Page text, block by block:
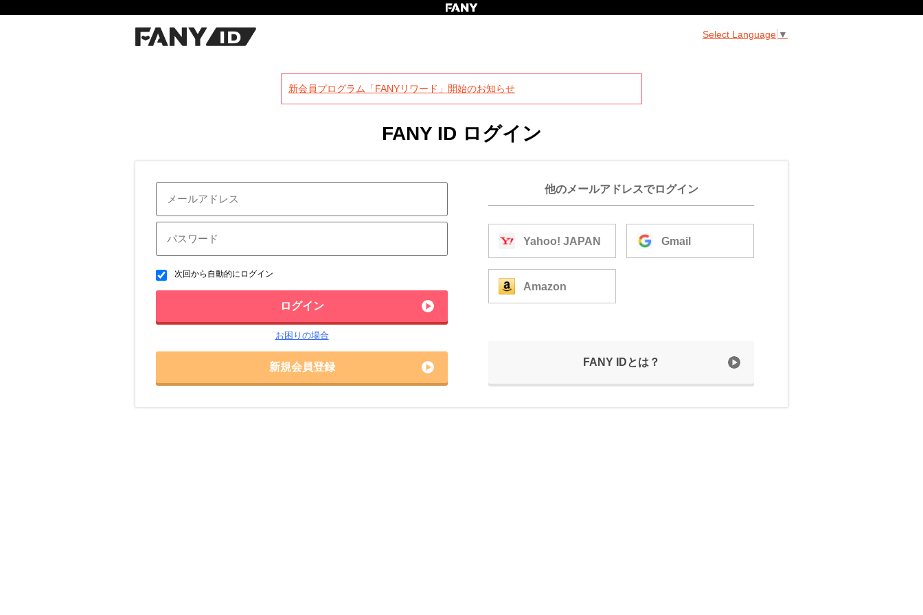
Select Language ▼
新会員プログラム「FANYリワード」開始のお知らせ
FANY ID ログイン
次回から自動的にログイン
ログイン
お困りの場合
新規会員登録
他のメールアドレスでログイン
Yahoo! JAPAN Gmail
Amazon
FANY IDとは？